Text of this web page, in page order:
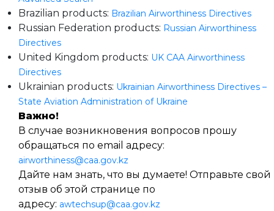
Brazilian products: Brazilian Airworthiness Directives
Russian Federation products: Russian Airworthiness
Directives
United Kingdom products: UK CAA Airworthiness
Directives
Ukrainian products: Ukrainian Airworthiness Directives –
State Aviation Administration of Ukraine
Важно!
В случае возникновения вопросов прошу
обращаться по email адресу:
airworthiness@caa.gov.kz
Дайте нам знать, что вы думаете! Отправьте свой
отзыв об этой странице по
адресу: awtechsup@caa.gov.kz